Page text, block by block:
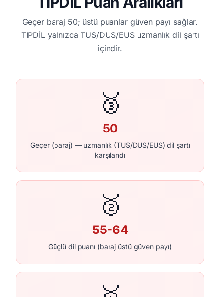
Geçer baraj 50; üstü puanlar güven payı sağlar.
TIPDİL yalnızca TUS/DUS/EUS uzmanlık dil şartı
içindir.
🥉
50
Geçer (baraj) — uzmanlık (TUS/DUS/EUS) dil şartı
karşılandı
🥈
55-64
Güçlü dil puanı (baraj üstü güven payı)